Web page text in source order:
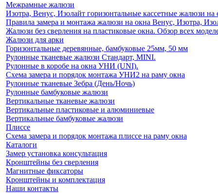
Межрамные жалюзи
Изотра, Венус, Изолайт горизонтальные кассетные жалюзи на
Правила замера и монтажа жалюзи на окна Венус, Изотра,
Жалюзи без сверления на пластиковые окна. Обзор всех
Жалюзи для арки
Горизонтальные деревянные, бамбуковые 25мм, 50 мм
Рулонные тканевые жалюзи Стандарт, MINI.
Рулонные в коробе на окна УНИ (UNI).
Схема замера и порядок монтажа УНИ2 на раму окна
Рулонные тканевые Зебра (День/Ночь)
Рулонные бамбуковые жалюзи
Вертикальные тканевые жалюзи
Вертикальные пластиковые и алюминиевые
Вертикальные бамбуковые жалюзи
Плиссе
Схема замера и порядок монтажа плиссе на раму окна
Каталоги
Замер установка консультация
Кронштейны без сверления
Магнитные фиксаторы
Кронштейны и комплектация
Наши контакты